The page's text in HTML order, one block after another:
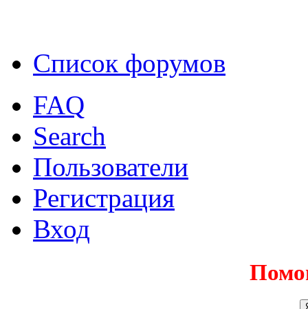
Список форумов
FAQ
Search
Пользователи
Регистрация
Вход